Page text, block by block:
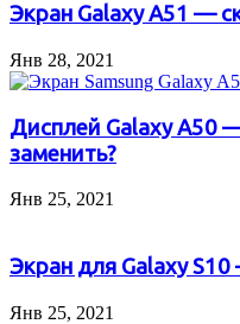
Экран Galaxy A51 —
Янв 28, 2021
Дисплей Galaxy A50
заменить?
Янв 25, 2021
Экран для Galaxy
Янв 25, 2021